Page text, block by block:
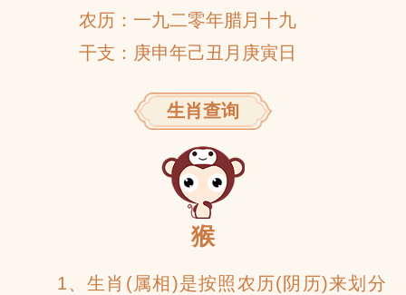
农历：一九二零年腊月十九
干支：庚申年己丑月庚寅日
生肖查询
猴
1、生肖(属相)是按照农历(阴历)来划分